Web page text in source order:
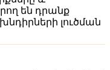
են դրանք
լուծման